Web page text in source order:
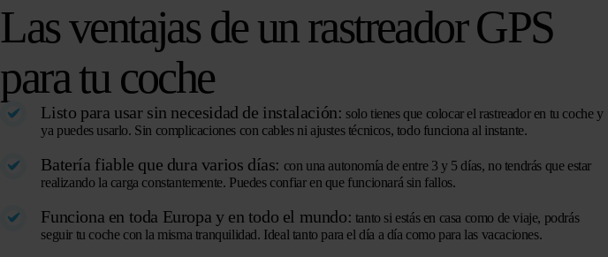
Las ventajas de un rastreador GPS
para tu coche
Listo para usar sin necesidad de instalación: solo tienes que colocar el rastreador en tu coche y
ya puedes usarlo. Sin complicaciones con cables ni ajustes técnicos, todo funciona al instante.
Batería fiable que dura varios días: con una autonomía de entre 3 y 5 días, no tendrás que estar
realizando la carga constantemente. Puedes confiar en que funcionará sin fallos.
Funciona en toda Europa y en todo el mundo: tanto si estás en casa como de viaje, podrás
seguir tu coche con la misma tranquilidad. Ideal tanto para el día a día como para las vacaciones.